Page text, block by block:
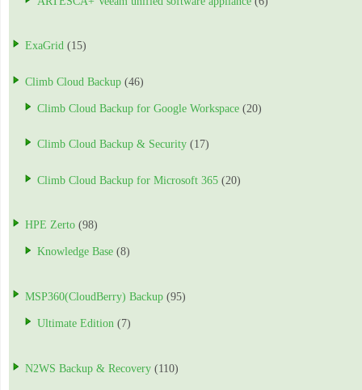
ExaGrid (15)
Climb Cloud Backup (46)
Climb Cloud Backup for Google Workspace (20)
Climb Cloud Backup & Security (17)
Climb Cloud Backup for Microsoft 365 (20)
HPE Zerto (98)
Knowledge Base (8)
MSP360(CloudBerry) Backup (95)
Ultimate Edition (7)
N2WS Backup & Recovery (110)